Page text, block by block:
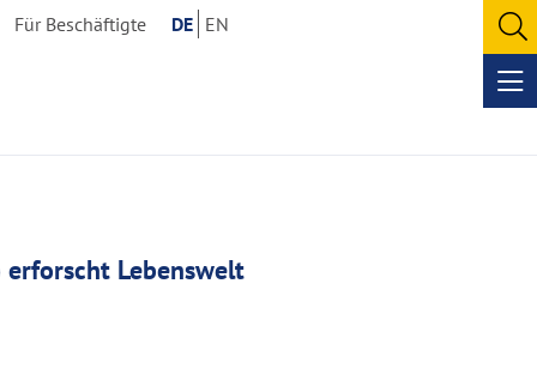
Für Beschäftigte DE EN
Lebenswelt